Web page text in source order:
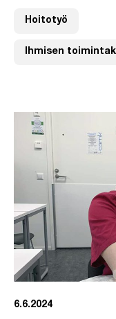
Hoitotyö
Ihmisen
6.6.2024